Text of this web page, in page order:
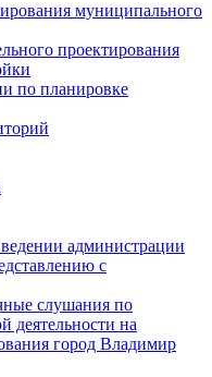
муниципального
проектирования
по планировке
администрации
с
слушания по
деятельности на
город Владимир